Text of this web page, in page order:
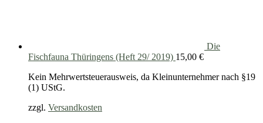
Die
Fischfauna Thüringens (Heft 29/ 2019) 15,00 €
Kein Mehrwertsteuerausweis, da Kleinunternehmer nach §19
(1) UStG.
zzgl. Versandkosten